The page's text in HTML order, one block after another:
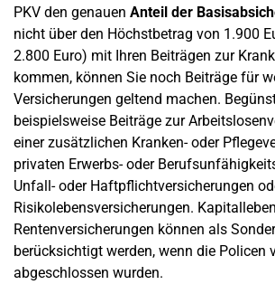
PKV den genauen Anteil der
nicht über den Höchstbetrag von 1.900
2.800 Euro) mit Ihren Beiträgen zur
kommen, können Sie noch Beiträge für
Versicherungen geltend machen.
beispielsweise Beiträge zur
einer zusätzlichen Kranken- oder
privaten Erwerbs- oder
Unfall- oder Haftpflichtversicherungen
Risikolebensversicherungen.
Rentenversicherungen können als
berücksichtigt werden, wenn die Policen
abgeschlossen wurden.